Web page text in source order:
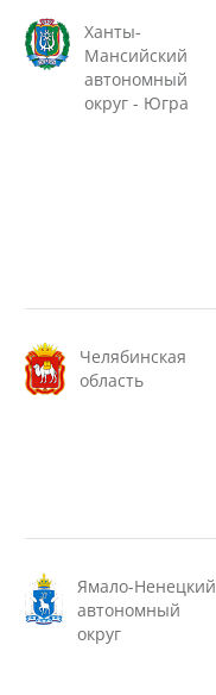
Ханты-
Мансийский
автономный
округ - Югра
Челябинская
область
Ямало-Ненецкий
автономный
округ